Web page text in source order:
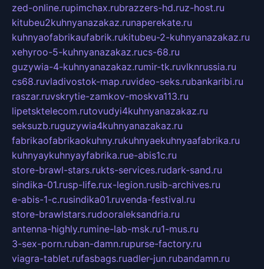
zed-online.rupimchax.rubrazzers-hd.ruz-host.ru
kitubeu2kuhnyanazakaz.runaperekate.ru
kuhnyaofabrikaufabrik.rukitubeu-2-kuhnyanazakaz.ru
xehyroo-5-kuhnyanazakaz.rucs-68.ru
guzywia-4-kuhnyanazakaz.rumir-tk.ruvlknrussia.ru
cs68.ruvladivostok-map.ruvideo-seks.rubankaribi.ru
raszar.ruvskrytie-zamkov-moskva113.ru
lipetsktelecom.rutovudyi4kuhnyanazakaz.ru
seksuzb.ruguzywia4kuhnyanazakaz.ru
fabrikaofabrikaokuhny.rukuhnyaekuhnyaafabrika.ru
kuhnyaykuhnyayfabrika.rue-abis1c.ru
store-brawl-stars.rukts-services.rudark-sand.ru
sindika-01.rusp-life.rux-legion.rusib-archives.ru
e-abis-1-c.rusindika01.ruvenda-festival.ru
store-brawlstars.rudooraleksandria.ru
antenna-highly.rumine-lab-msk.ru1-mus.ru
3-sex-porn.ruban-damn.rupurse-factory.ru
viagra-tablet.rufasbags.ruadler-jun.rubandamn.ru